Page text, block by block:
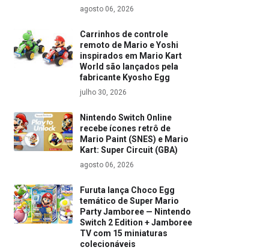
agosto 06, 2026
Carrinhos de controle
remoto de Mario e Yoshi
inspirados em Mario Kart
World são lançados pela
fabricante Kyosho Egg
julho 30, 2026
Nintendo Switch Online
recebe ícones retrô de
Mario Paint (SNES) e Mario
Kart: Super Circuit (GBA)
agosto 06, 2026
Furuta lança Choco Egg
temático de Super Mario
Party Jamboree — Nintendo
Switch 2 Edition + Jamboree
TV com 15 miniaturas
colecionáveis